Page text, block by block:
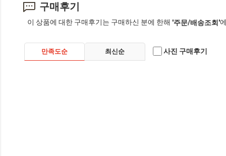
구매후기
이 상품에 대한 구매후기는 구매하신 분에 한해 '주문/배송조회'
만족도순 최신순 사진 구매후기